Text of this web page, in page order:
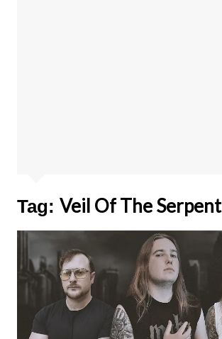
Tag: Veil Of The Serpent